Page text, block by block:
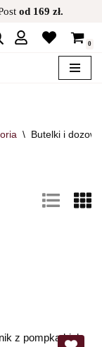
od 169 zł.
0
\ Butelki i